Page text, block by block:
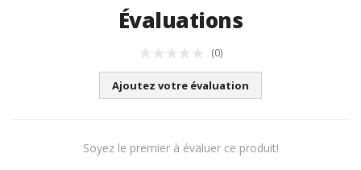
Évaluations
(0)
Ajoutez votre évaluation
Soyez le premier à évaluer ce produit!